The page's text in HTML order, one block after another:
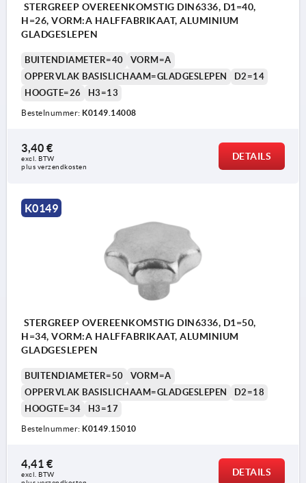
Vorm A: halffabrikaat
Vorm C: blindgat
Vorm D: schroefdraad uitgeboord
Vorm E: draadgat
Vorm L: met buitendraad
STERGREEP OVEREENKOMSTIG DIN6336, D1=40,
H=26, VORM:A HALFFABRIKAAT, ALUMINIUM
GLADGESLEPEN
BUITENDIAMETER=40
VORM=A
OPPERVLAK BASISLICHAAM=GLADGESLEPEN
D2=14
HOOGTE=26
H3=13
Bestelnummer: K0149.14008
3,40 €
excl. BTW
plus verzendkosten
DETAILS
K0149
STERGREEP OVEREENKOMSTIG DIN6336, D1=50,
H=34, VORM:A HALFFABRIKAAT, ALUMINIUM
GLADGESLEPEN
BUITENDIAMETER=50
VORM=A
OPPERVLAK BASISLICHAAM=GLADGESLEPEN
D2=18
HOOGTE=34
H3=17
Bestelnummer: K0149.15010
4,41 €
excl. BTW
DETAILS